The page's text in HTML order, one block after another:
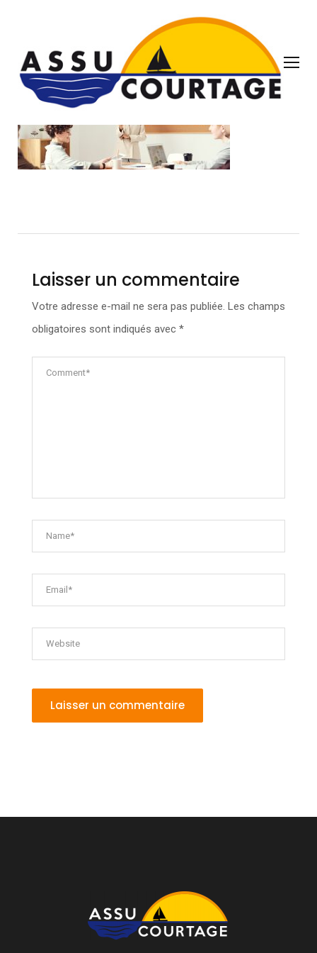
about-banner-min
Laisser un commentaire
Votre adresse e-mail ne sera pas publiée. Les champs
obligatoires sont indiqués avec *